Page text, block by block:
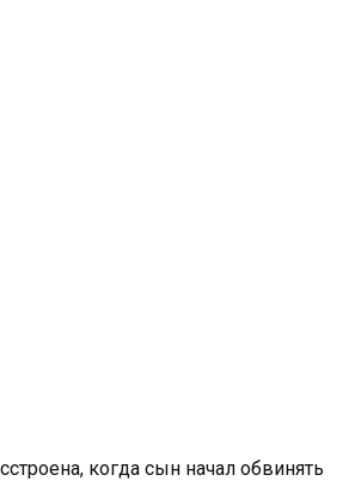
когда сын начал обвинять